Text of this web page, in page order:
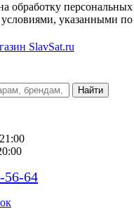
обработку
условиями, указанными по
56-64